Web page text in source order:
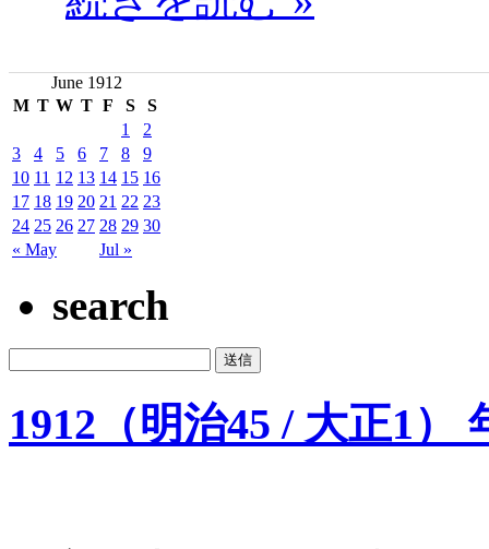
June 1912
M T W T F S S
« May Jul »
1
2
3
4 5 6 7 8
9
10 11 12 13 14 15 16
17 18 19 20 21 22 23
24 25 26 27 28 29 30
search
1912（明治45 / 大正1）